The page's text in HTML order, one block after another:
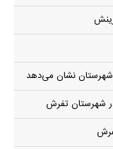
شهرستان نشان می‌دهد
شهرستان تفرش